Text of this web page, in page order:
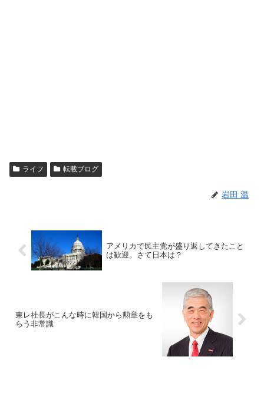
ライフ 転載ブログ
岩田 温
アメリカで民主党が盛り返してきたこと
は歓迎。さて日本は？
東レ社長がこんな時に韓国から勲章をも
らう非常識